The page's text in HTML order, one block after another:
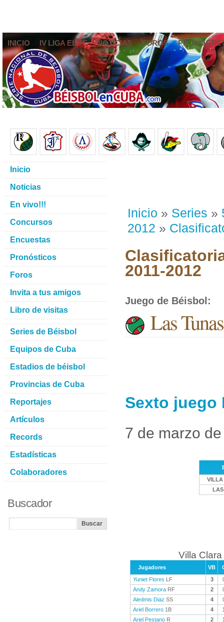
INICIO IV LIGA ELITE NOTICIAS FOROS
Inicio » Series »
2012 »
2011-2012
Juego de Béisbol :
Las
Sexto juego
7 de marzo
Villa
Jugadores VB
Yuniet Flores LF 3
Andy Zamora RF 2
Aledmis Diaz SS 4
Ariel Borrero 1B 4
Ariel Pestano R 2
Inicio
Noticias
En vivo!!!
Concursos
Encuestas
Pronósticos
Foros
Invita a tus amigos
Libro de visitas
Series de Béisbol
Equipos de Cuba
Estadios de béisbol
Provincias de Cuba
Reportajes
Artículos
Records
Estadísticas
Colaboradores
Buscador